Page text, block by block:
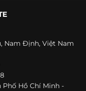
Nam Định, Việt Nam
Phố Hồ Chí Minh -